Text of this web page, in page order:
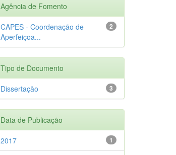
Agência de Fomento
2
CAPES - Coordenação de
Aperfeiçoa...
Tipo de Documento
3
Dissertação
Data de Publicação
1
2017